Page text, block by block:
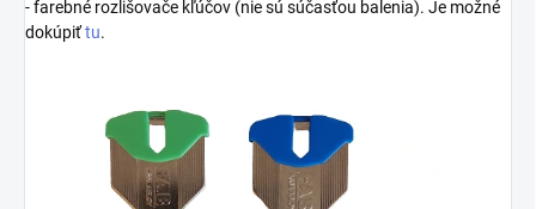
- farebné rozlišovače kľúčov (nie sú súčasťou balenia). Je možné
dokúpiťtu.